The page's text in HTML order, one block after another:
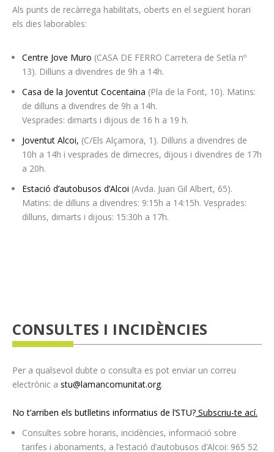
Als punts de recàrrega habilitats, oberts en el següent horari
els dies laborables:
Centre Jove Muro (CASA DE FERRO Carretera de Setla nº
13). Dilluns a divendres de 9h a 14h.
Casa de la Joventut Cocentaina (Pla de la Font, 10). Matins:
de dilluns a divendres de 9h a 14h.
Vesprades: dimarts i dijous de 16 h a 19 h.
Joventut Alcoi, (C/Els Alçamora, 1). Dilluns a divendres de
10h a 14h i vesprades de dimecres, dijous i divendres de 17h
a 20h.
Estació d’autobusos d’Alcoi (Avda. Juan Gil Albert, 65).
Matins: de dilluns a divendres: 9:15h a 14:15h. Vesprades:
dilluns, dimarts i dijous: 15:30h a 17h.
CONSULTES I INCIDÈNCIES
Per a qualsevol dubte o consulta es pot enviar un correu
electrònic a stu@lamancomunitat.org.
No t’arriben els butlletins informatius de l’STU? Subscriu-te ací.
Consultes sobre horaris, incidències, informació sobre
tarifes i abonaments, a l’estació d’autobusos d’Alcoi: 965 52